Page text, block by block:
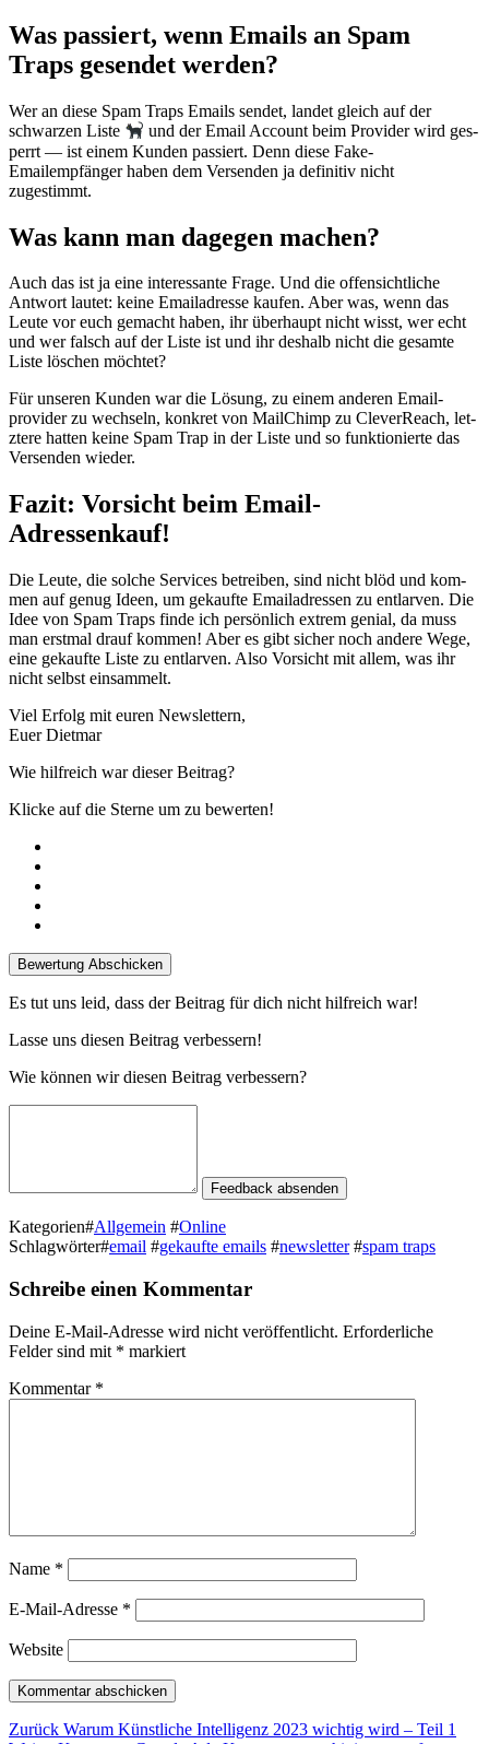
Was passiert, wenn Emails an Spam
Traps gesendet werden?
Wer an diese Spam Traps Emails sendet, lan­det gle­ich auf der
schwarzen Liste
und der Email Account beim Provider wird ges­
per­rt — ist einem Kun­den passiert. Denn diese Fake-
Emailempfänger haben dem Versenden ja defin­i­tiv nicht
zugestimmt.
Was kann man dagegen machen?
Auch das ist ja eine inter­es­sante Frage. Und die offen­sichtliche
Antwort lautet: keine Emailadresse kaufen. Aber was, wenn das
Leute vor euch gemacht haben, ihr über­haupt nicht wisst, wer echt
und wer falsch auf der Liste ist und ihr deshalb nicht die gesamte
Liste löschen möchtet?
Für unseren Kun­den war die Lösung, zu einem anderen Email­
provider zu wech­seln, konkret von MailChimp zu Clev­er­Reach, let­
ztere hat­ten keine Spam Trap in der Liste und so funk­tion­ierte das
Versenden wieder.
Fazit: Vorsicht beim Email-
Adressenkauf!
Die Leute, die solche Ser­vices betreiben, sind nicht blöd und kom­
men auf genug Ideen, um gekaufte Emailadressen zu ent­lar­ven. Die
Idee von Spam Traps finde ich per­sön­lich extrem genial, da muss
man erst­mal drauf kom­men! Aber es gibt sich­er noch andere Wege,
eine gekaufte Liste zu ent­lar­ven. Also Vor­sicht mit allem, was ihr
nicht selb­st einsammelt.
Viel Erfolg mit euren Newslettern,
Euer Dietmar
Wie hil­fre­ich war dieser Beitrag?
Klicke auf die Sterne um zu bewerten!
Bewertung Abschicken
Es tut uns leid, dass der Beitrag für dich nicht hil­fre­ich war!
Lasse uns diesen Beitrag verbessern!
Wie kön­nen wir diesen Beitrag verbessern?
Feedback absenden
Kategorien#Allgemein #Online
Schlagwörter#email #gekaufte emails #newsletter#spam traps
Schreibe einen Kommentar
Deine E-Mail-Adresse wird nicht veröffentlicht. Erforderliche
Felder sind mit * markiert
Kommentar *
Name *
E-Mail-Adresse *
Website
Beitragsnavigation
Zurück Vorheriger
Warum Künstliche Intelligenz 2023 wichtig wird – Teil 1